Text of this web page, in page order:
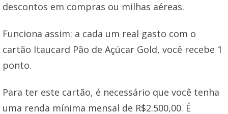
descontos em compras ou milhas aéreas.
Funciona assim: a cada um real gasto com o
cartão Itaucard Pão de Açúcar Gold, você recebe 1
ponto.
Para ter este cartão, é necessário que você tenha
uma renda mínima mensal de R$2.500,00. É